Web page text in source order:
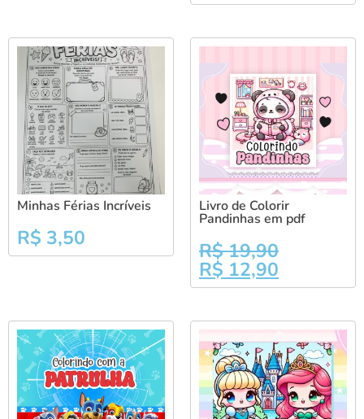
Minhas Férias Incríveis
R$ 3,50
Livro de Colorir
Pandinhas em pdf
R$19,90
R$ 12,90